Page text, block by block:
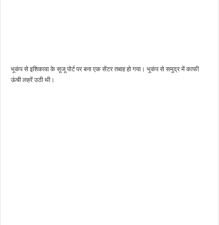
भूकंप से इशिकावा के सूजू पोर्ट पर बना एक सेंटर तबाह हो गया। भूकंप से समुद्र में काफी
ऊंची लहरें उठी थी।